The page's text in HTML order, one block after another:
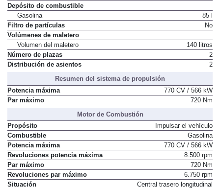
Depósito de combustible
Gasolina
85 l
Filtro de partículas
No
Volúmenes de maletero
Volumen del maletero
140 litros
Número de plazas
2
Distribución de asientos
2
Resumen del sistema de propulsión
Potencia máxima
770 CV / 566 kW
Par máximo
720 Nm
Motor de Combustión
Propósito
Impulsar el vehículo
Combustible
Gasolina
Potencia máxima
770 CV / 566 kW
Revoluciones potencia máxima
8.500 rpm
Par máximo
720 Nm
Revoluciones par máximo
6.750 rpm
Situación
Central trasero longitudinal